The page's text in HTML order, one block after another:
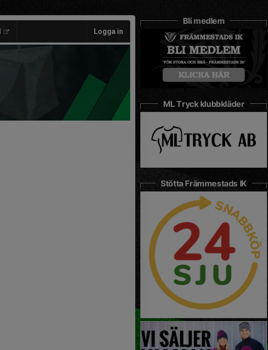
Logga in
Bli medlem
ML Tryck klubbkläder
Stötta Främmestads IK